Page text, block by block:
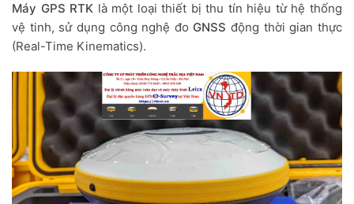
Máy GPS RTK là một loại thiết bị thu tín hiệu từ hệ thống
vệ tinh, sử dụng công nghệ đo GNSS động thời gian thực
(Real-Time Kinematics).